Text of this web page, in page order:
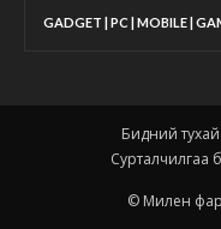
GADGET | PC | MOBILE |
Бидний тухай
Сурталчилгаа
© Милен